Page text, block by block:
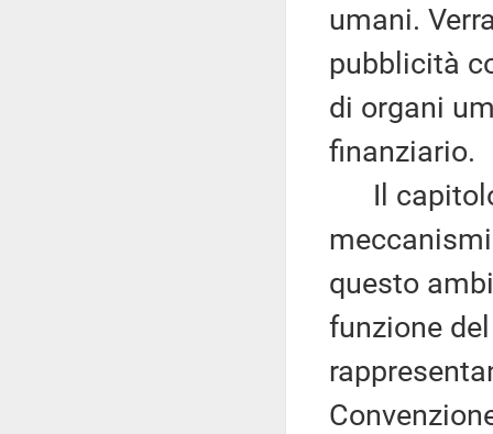
umani.
pubblicità
di organi
finanziario.
Il capitolo
questo
funzione